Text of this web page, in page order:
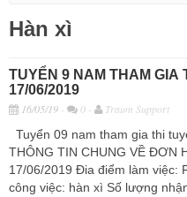
Hàn xì
TUYỂN 9 NAM THAM GIA
17/06/2019
16/05/19 - 0 -
Traum Support
Tuyển 09 nam tham gia thi
THÔNG TIN CHUNG VỀ ĐƠN
17/06/2019 Đia điểm làm việc:
công việc: hàn xì Số lượng